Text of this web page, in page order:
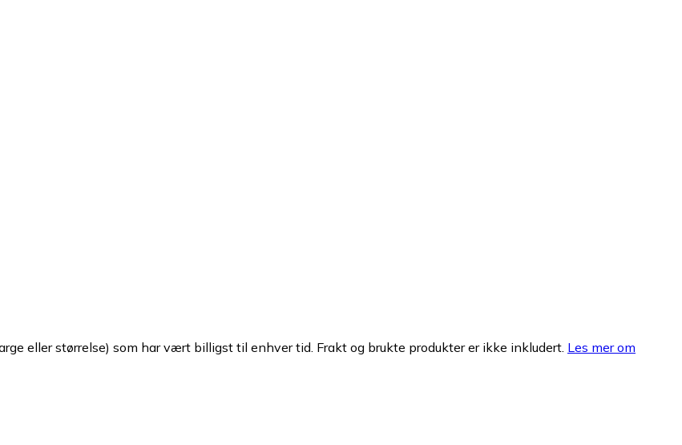
eller størrelse) som har vært billigst til enhver tid. Frakt og brukte produkter er ikke inkludert. Les mer om